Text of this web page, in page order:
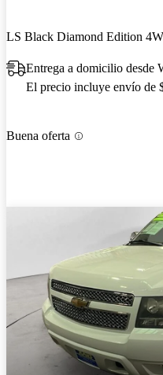
LS Black Diamond Edition
Entrega a domicilio desde
El precio incluye envío de
Buena oferta